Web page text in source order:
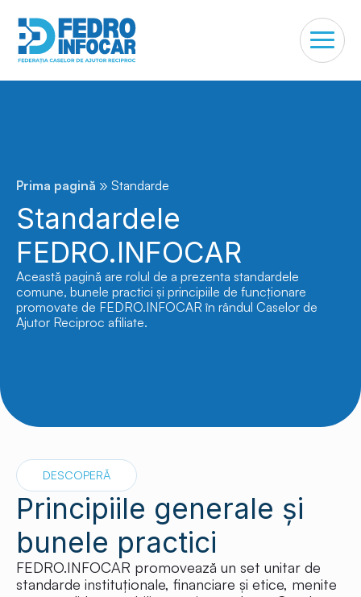
Prima pagină » Standarde
Standardele
FEDRO.INFOCAR
Această pagină are rolul de a prezenta standardele
comune, bunele practici și principiile de funcționare
promovate de FEDRO.INFOCAR în rândul Caselor de
Ajutor Reciproc afiliate.
DESCOPERĂ
Principiile generale și
bunele practici
FEDRO.INFOCAR promovează un set unitar de
standarde instituționale, financiare și etice, menite